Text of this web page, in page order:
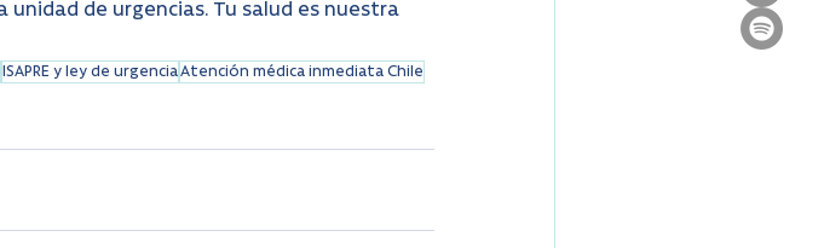
de urgencias. Tu salud es nuestra
ISAPRE y ley de urgenciaAtención médica inmediata Chile